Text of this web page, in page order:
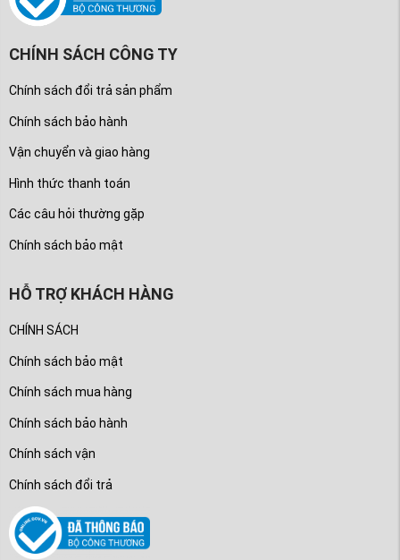
CHÍNH SÁCH CÔNG TY
Chính sách đổi trả sản phẩm
Chính sách bảo hành
Vận chuyển và giao hàng
Hình thức thanh toán
Các câu hỏi thường gặp
Chính sách bảo mật
HỖ TRỢ KHÁCH HÀNG
CHÍNH SÁCH
Chính sách bảo mật
Chính sách mua hàng
Chính sách bảo hành
Chính sách vận
Chính sách đổi trả